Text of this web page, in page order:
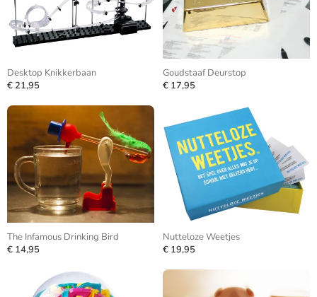
Desktop Knikkerbaan
€ 21,95
Goudstaaf Deurstop
€ 17,95
The Infamous Drinking Bird
€ 14,95
Nutteloze Weetjes
€ 19,95